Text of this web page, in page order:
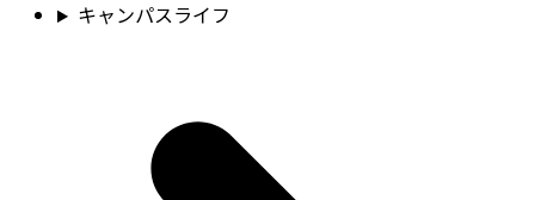
キャンパスライフ